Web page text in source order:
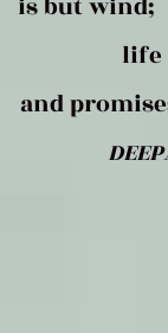
is
life is
and